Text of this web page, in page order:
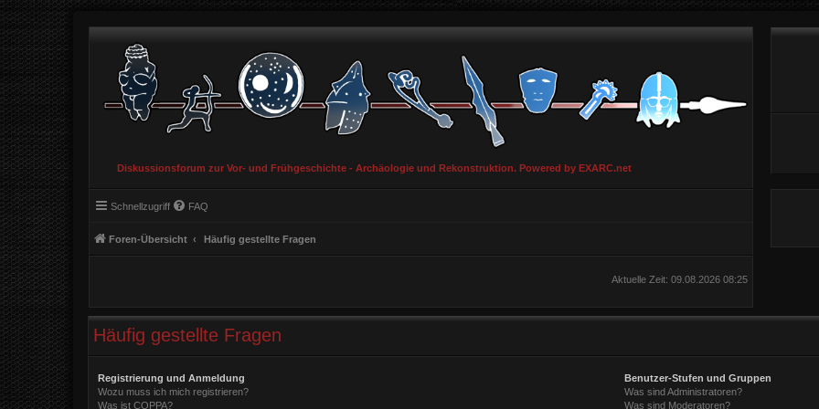
Diskussionsforum zur Vor- und Frühgeschichte - Archäologie und Rekonstruktion. Powered by EXARC.net
Schnellzugriff FAQ
Foren-Übersicht Häufig gestellte Fragen
Aktuelle Zeit: 09.08.2026 08:25
Häufig gestellte Fragen
Registrierung und Anmeldung
Wozu muss ich mich registrieren?
Was ist COPPA?
Benutzer-Stufen und Gruppen
Was sind Administratoren?
Was sind Moderatoren?